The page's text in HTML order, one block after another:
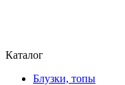
Каталог
Блузки, топы